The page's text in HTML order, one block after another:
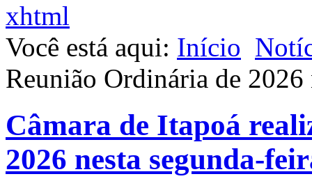
xhtml
Você está aqui: Início
Reunião Ordinária de
Câmara de Itapoá
2026 nesta segunda-